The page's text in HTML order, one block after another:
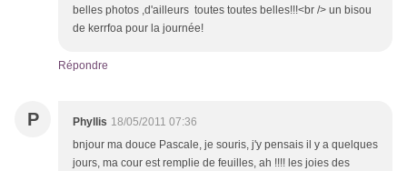
belles photos ,d'ailleurs toutes toutes belles!!!<br /> un bisou
de kerrfoa pour la journée!
Répondre
P Phyllis 18/05/2011 07:36
bnjour ma douce Pascale, je souris, j'y pensais il y a quelques
jours, ma cour est remplie de feuilles, ah !!!! les joies des